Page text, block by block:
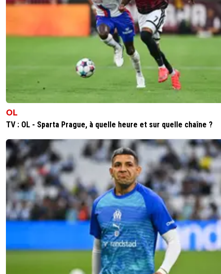
OL
TV : OL - Sparta Prague, à quelle heure et sur quelle chaîne ?